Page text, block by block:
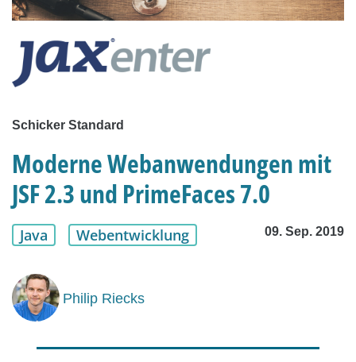
Schicker Standard
Moderne Webanwendungen mit
JSF 2.3 und PrimeFaces 7.0
Java Webentwicklung 09. Sep. 2019
Philip Riecks